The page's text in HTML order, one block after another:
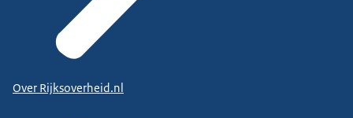
Over Rijksoverheid.nl